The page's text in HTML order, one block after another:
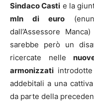
Sindaco Casti e la
mln di euro
dall’Assessore
sarebbe però un
ricercate nelle
armonizzati
addebitali a una
da parte della